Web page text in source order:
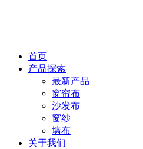
首页
产品探索
最新产品
窗帘布
沙发布
窗纱
墙布
关于我们